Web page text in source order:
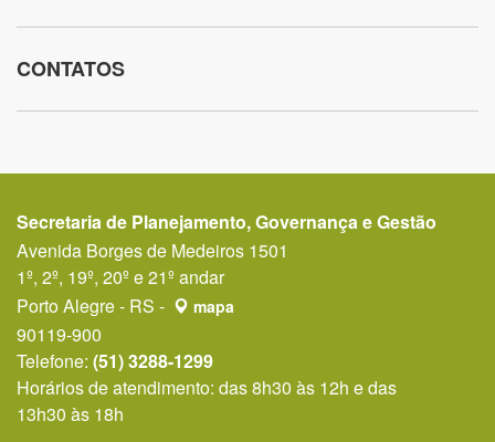
CONTATOS
Secretaria de Planejamento, Governança e Gestão
Avenida Borges de Medeiros 1501
1º, 2º, 19º, 20º e 21º andar
Porto Alegre - RS -
mapa
90119-900
Telefone: (51) 3288-1299
Horários de atendimento: das 8h30 às 12h e das
13h30 às 18h